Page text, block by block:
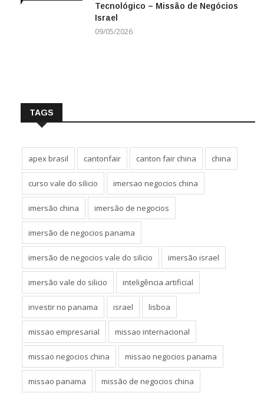
Tecnológico – Missão de Negócios
Israel
09/05/2026
TAGS
apex brasil cantonfair canton fair china china
curso vale do silicio imersao negocios china
imersão china imersão de negocios
imersão de negocios panama
imersão de negocios vale do silicio imersão israel
imersão vale do silicio inteligência artificial
investir no panama israel lisboa
missao empresarial missao internacional
missao negocios china missao negocios panama
missao panama missão de negocios china